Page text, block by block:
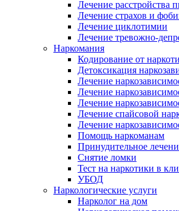
Лечение расстройства
Лечение страхов и
Лечение циклотимии
Лечение тревожно-
Наркомания
Кодирование от
Детоксикация
Лечение
Лечение
Лечение
Лечение спайсовой
Лечение
Помощь наркоманам
Принудительное
Снятие ломки
Тест на наркотики в
УБОД
Наркологические услуги
Нарколог на дом